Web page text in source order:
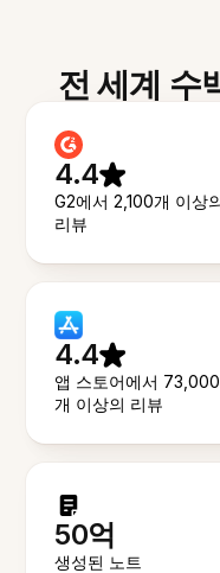
전 세계 수
4.4
G2에서 2,100개 이상
리뷰
4.4
앱 스토어에서 73,000
개 이상의 리뷰
50억
생성된 노트